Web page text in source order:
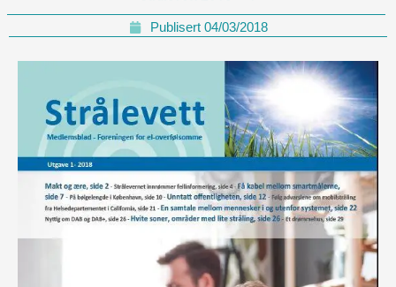
Publisert 04/03/2018